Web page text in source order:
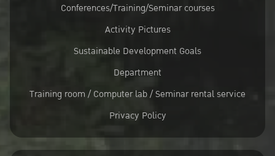
Conferences/Training/Seminar courses
Activity Pictures
Sustainable Development Goals
Department
Training room / Computer lab / Seminar rental service
Privacy Policy